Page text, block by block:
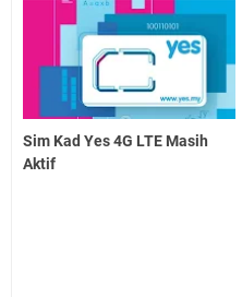
Sim Kad Yes 4G LTE Masih
Aktif